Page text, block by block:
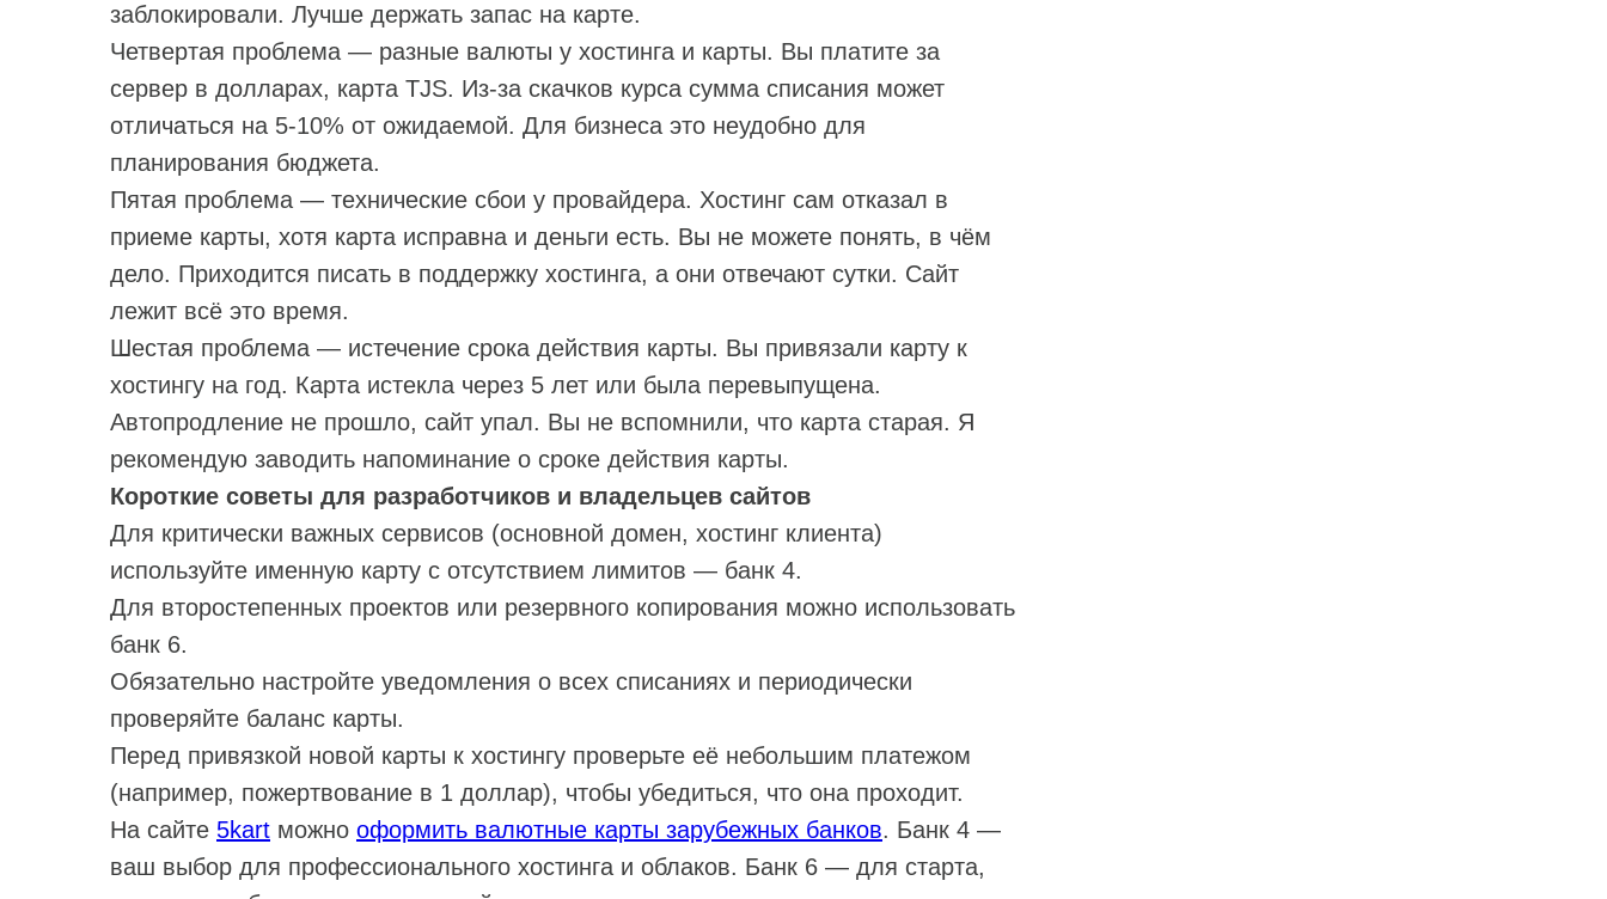
заблокировали. Лучше держать запас на карте.
Четвертая проблема — разные валюты у хостинга и карты. Вы платите за
сервер в долларах, карта TJS. Из‑за скачков курса сумма списания может
отличаться на 5‑10% от ожидаемой. Для бизнеса это неудобно для
планирования бюджета.
Пятая проблема — технические сбои у провайдера. Хостинг сам отказал в
приеме карты, хотя карта исправна и деньги есть. Вы не можете понять, в чём
дело. Приходится писать в поддержку хостинга, а они отвечают сутки. Сайт
лежит всё это время.
Шестая проблема — истечение срока действия карты. Вы привязали карту к
хостингу на год. Карта истекла через 5 лет или была перевыпущена.
Автопродление не прошло, сайт упал. Вы не вспомнили, что карта старая. Я
рекомендую заводить напоминание о сроке действия карты.
Короткие советы для разработчиков и владельцев сайтов
Для критически важных сервисов (основной домен, хостинг клиента)
используйте именную карту с отсутствием лимитов — банк 4.
Для второстепенных проектов или резервного копирования можно использовать
банк 6.
Обязательно настройте уведомления о всех списаниях и периодически
проверяйте баланс карты.
Перед привязкой новой карты к хостингу проверьте её небольшим платежом
(например, пожертвование в 1 доллар), чтобы убедиться, что она проходит.
На сайте 5kart можно оформить валютные карты зарубежных банков. Банк 4 —
ваш выбор для профессионального хостинга и облаков. Банк 6 — для старта,